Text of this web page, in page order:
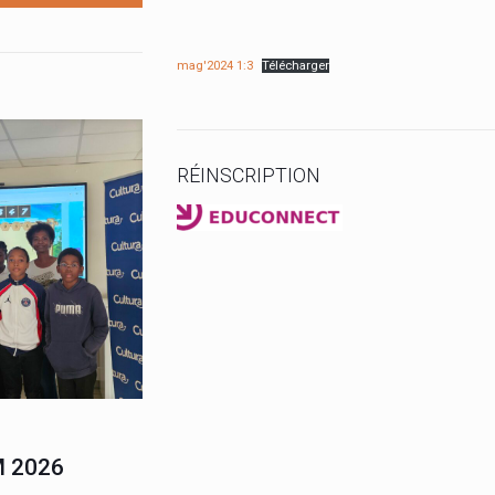
6ème du collège
à l’élève ZEBO
2026
mag'2024 1:3 Télécharger
RÉINSCRIPTION